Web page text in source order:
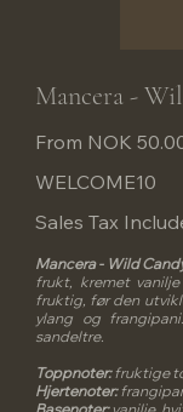
Mancera -
From
price
NOK
WELCOME10
Sales Tax
Mancera - Wild
frukt, kremet
fruktig, før den
ylang og
sandeltre.
Toppnoter:fruktige
Hjertenoter: